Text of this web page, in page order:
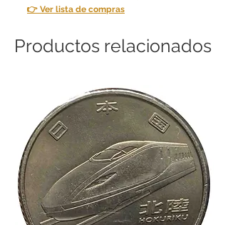
👉 Ver lista de compras
Productos relacionados